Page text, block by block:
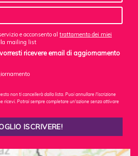
e acconsento al trattamento dei miei
mailing list
ricevere email di aggiornamento
non ti cancellerà dalla lista. Puoi annullare l'iscrizione
ricevi. Potrai sempre completare un'azione senza attivare